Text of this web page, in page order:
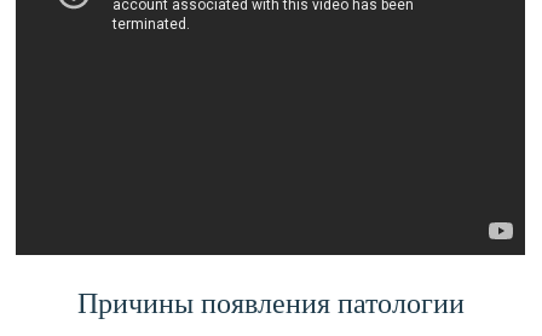
Причины появления патологии